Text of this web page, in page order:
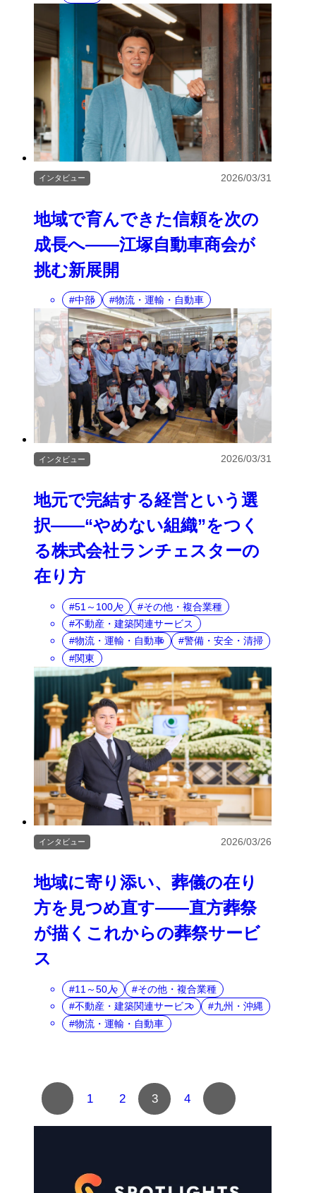
地域で育んできた信頼を次の
成長へ――江塚自動車商会が
挑む新展開
インタビュー 2026/03/31
中部 物流・運輸・自動車
地元で完結する経営という選
択――“やめない組織”をつく
る株式会社ランチェスターの
在り方
インタビュー 2026/03/31
51～100人
その他・複合業種
不動産・建築関連サービス
物流・運輸・自動車
警備・安全・清掃
関東
地域に寄り添い、葬儀の在り
方を見つめ直す――直方葬祭
が描くこれからの葬祭サービ
ス
インタビュー 2026/03/26
11～50人
その他・複合業種
不動産・建築関連サービス
九州・沖縄
物流・運輸・自動車
1 2 3 4